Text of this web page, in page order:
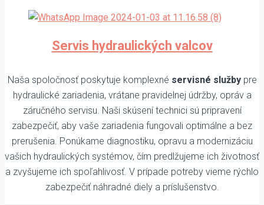
Servis hydraulických valcov
Naša spoločnosť poskytuje komplexné servisné službypre
hydraulické zariadenia, vrátane pravidelnej údržby, opráv a
záručného servisu. Naši skúsení technici sú pripravení
zabezpečiť, aby vaše zariadenia fungovali optimálne a bez
prerušenia. Ponúkame diagnostiku, opravu a modernizáciu
vašich hydraulických systémov, čím predlžujeme ich životnosť
a zvyšujeme ich spoľahlivosť. V prípade potreby vieme rýchlo
zabezpečiť náhradné diely a príslušenstvo.